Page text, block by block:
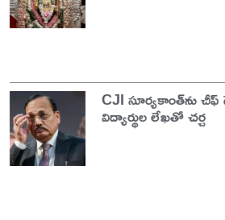
CJI సూర్యకాంత్‌ను చీఫ్‌
విద్యార్థుల లేఖతో చర్చ